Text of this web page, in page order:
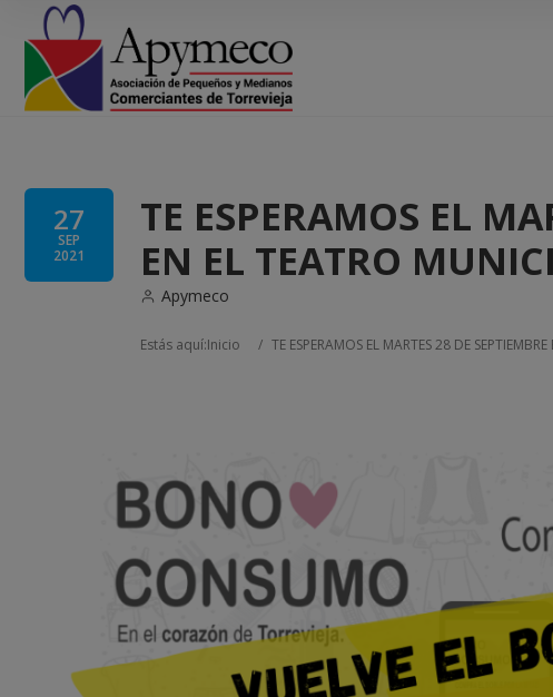
27
SEP
2021
TE ESPERAMOS EL
EN EL TEATRO
Apymeco
Estás aquí:Inicio / TE ESPERAMOS EL MARTES 28 DE